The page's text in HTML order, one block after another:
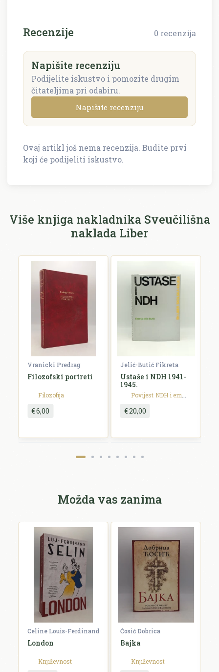
Recenzije 0 recenzija
Napišite recenziju
Podijelite iskustvo i pomozite drugim
čitateljima pri odabiru.
Napišite recenziju
Napišite recenziju
E-mail se ne prikazuje javno.
Ocjena *
Komentar *
Ovaj artikl još nema recenzija. Budite prvi
koji će podijeliti iskustvo.
Više knjiga nakladnika Sveučilišna
naklada Liber
Vranicki Predrag
Filozofski portreti
Filozofija
€ 6,00
Jelić-Butić Fikreta
Ustaše i NDH 1941-
1945.
Povijest NDH i emigracija
€ 20,00
Možda vas zanima
Celine Louis-Ferdinand
London
Književnost
Ćosić Dobrica
Bajka
Književnost